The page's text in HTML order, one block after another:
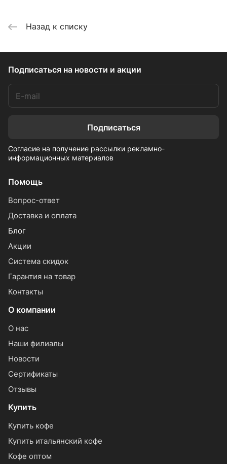
Назад к списку
Подписаться на новости и акции
Подписаться
Согласие на получение рассылки рекламно-
информационных материалов
Помощь
Вопрос-ответ
Доставка и оплата
Блог
Акции
Система скидок
Гарантия на товар
Контакты
О компании
О нас
Наши филиалы
Новости
Сертификаты
Отзывы
Купить
Купить кофе
Купить итальянский кофе
Кофе оптом